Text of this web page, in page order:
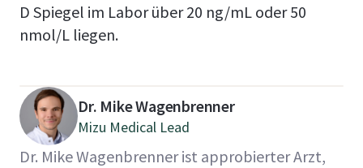
D Spiegel im Labor über20 ng/mL oder 50
nmol/L liegen.
Dr. Mike Wagenbrenner
Mizu Medical Lead
Dr. Mike Wagenbrenner ist approbierter Arzt,